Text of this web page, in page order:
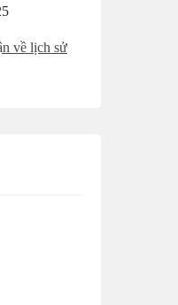
về lịch sử